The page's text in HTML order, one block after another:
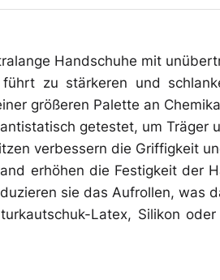
Handschuhe mit
führt zu stärkeren und
größeren Palette an
getestet, um
verbessern die Griffigkeit
erhöhen die Festigkeit der
sie das Aufrollen, was
Latex, Silikon